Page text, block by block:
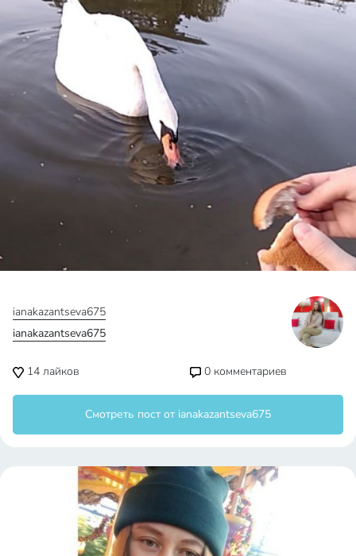
ianakazantseva675
ianakazantseva675
14 лайков 0 комментариев
Смотреть пост от ianakazantseva675